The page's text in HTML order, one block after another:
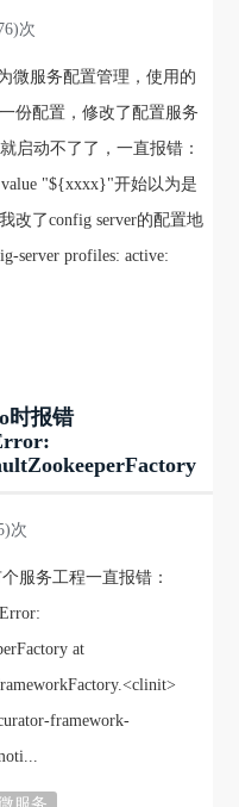
次
微服务配置管理，使用的
份配置，修改了配置服务
启动不了了，一直报错：
value "${xxxx}"开始以为是
改了config server的配置地
server profiles: active:
时报错
次
服务工程一直报错：
at
framework-